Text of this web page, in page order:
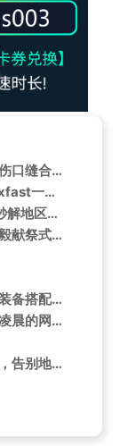
《长安十二时辰》细节狂魔苏长林：连伤口缝合线都不放过，这才是古代安检天花板？
《开心超人之逆世营救》海外限看？Sixfast一键解锁童年回忆杀！
海外华人看不了LOL季中赛？3招教你秒解地区限制，和国内同步为T1打Call！
《长安二十四计》大结局引爆泪点！成毅献祭式演技封神，海外剧迷却因地域限制看不了？
碧海苍云录：究极秒杀流派深度解析与装备搭配指南
刷到云顶之弈瑞士轮战报时，我在纽约凌晨的网吧卡成了PPT——原来海外党连看个比赛都这么难
海外华人如何轻松解锁国内热门影视剧，告别地区限制烦恼